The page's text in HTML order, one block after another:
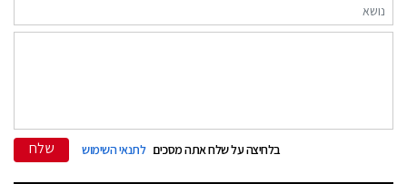
בלחיצה על שלח אתה מסכים לתנאי השימוש שלח